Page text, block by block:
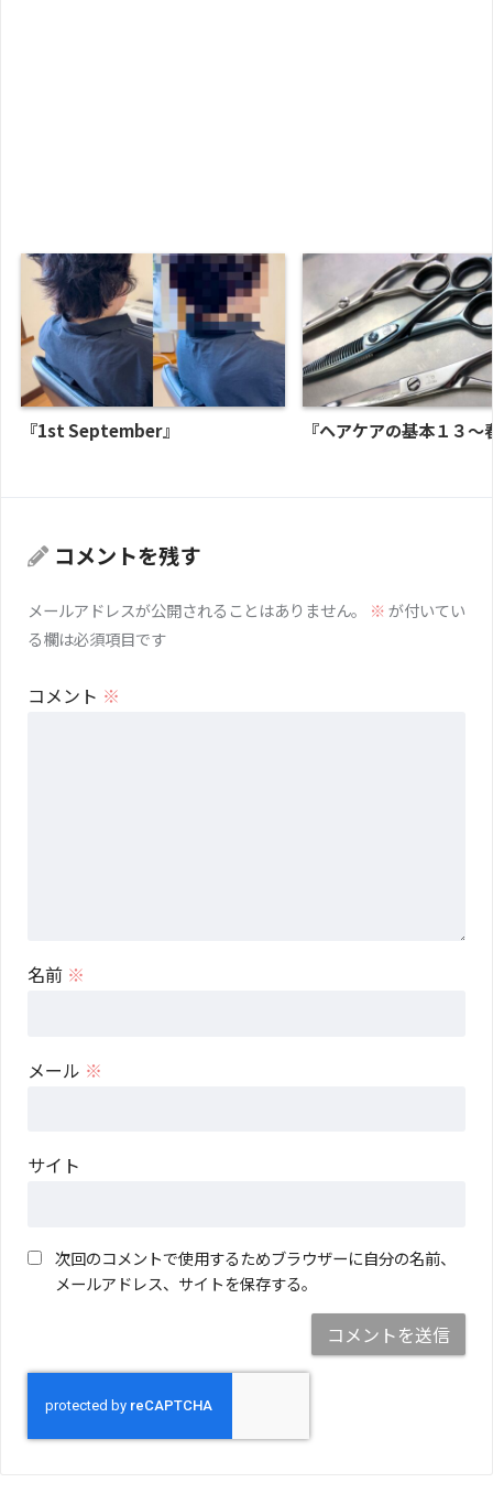
『1st September』 『ヘアケアの基本１３～
コメントを残す
メールアドレスが公開されることはありません。 ※が付いてい
る欄は必須項目です
コメント ※
名前 ※
メール ※
サイト
次回のコメントで使用するためブラウザーに自分の名前、
メールアドレス、サイトを保存する。